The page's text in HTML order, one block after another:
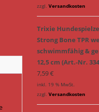
zzgl. Versandkosten
Trixie
Strong Bone TPR
schwimmfähig &
12,5 cm (Art.-Nr.
7,59€
inkl. 19 % MwSt.
zzgl. Versandkosten